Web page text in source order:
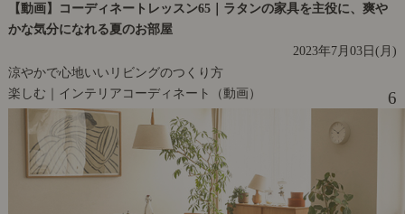
【動画】コーディネートレッスン65｜ラタンの家具を主役に、爽や
かな気分になれる夏のお部屋
2023年7月03日(月)
涼やかで心地いいリビングのつくり方
楽しむ｜インテリアコーディネート（動画）
6